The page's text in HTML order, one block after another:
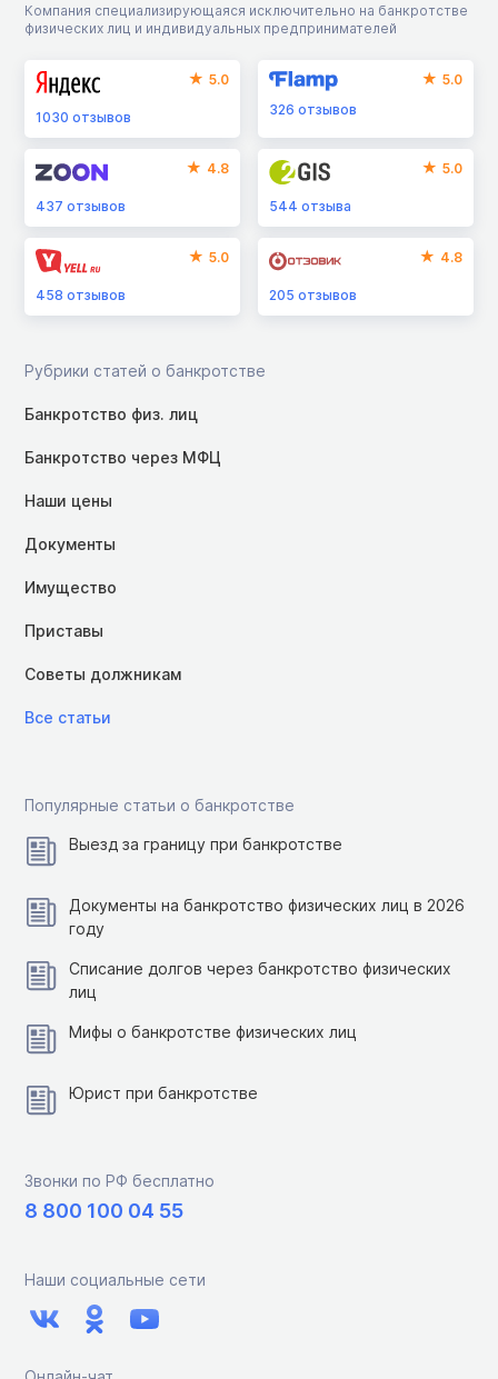
Компания специализирующаяся исключительно на банкротстве
физических лиц и индивидуальных предпринимателей
5.0
1030 отзывов
5.0
326отзывов
4.8
437 отзывов
5.0
544отзыва
5.0
458 отзывов
4.8
205отзывов
Рубрики статей о банкротстве
Банкротство физ. лиц
Банкротство через МФЦ
Наши цены
Документы
Имущество
Приставы
Советы должникам
Все статьи
Популярные статьи о банкротстве
Выезд за границу при банкротстве
Документы на банкротство физических лиц в 2026
году
Списание долгов через банкротство физических
лиц
Мифы о банкротстве физических лиц
Юрист при банкротстве
Звонки по РФ бесплатно
8 800 100 04 55
Наши социальные сети